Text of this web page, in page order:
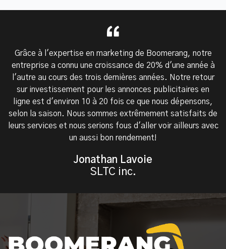
plan
de
maintenance
site
Web
Grâce à l'expertise en marketing de Boomerang, notre
entreprise a connu une croissance de 20% d'une année à
l'autre au cours des trois dernières années. Notre retour
sur investissement pour les annonces publicitaires en
ligne est d'environ 10 à 20 fois ce que nous dépensons,
selon la saison. Nous sommes extrêmement satisfaits de
leurs services et nous serions fous d'aller voir ailleurs avec
un aussi bon rendement!
Jonathan Lavoie
SLTC inc.